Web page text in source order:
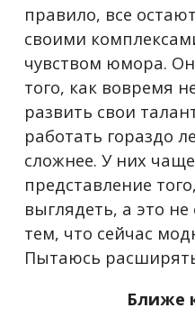
правило, все
своими
чувством юмора.
того, как вовремя
развить свои
работать гораздо
сложнее. У них
представление
выглядеть, а это
тем, что сейчас
Пытаюсь
Ближе